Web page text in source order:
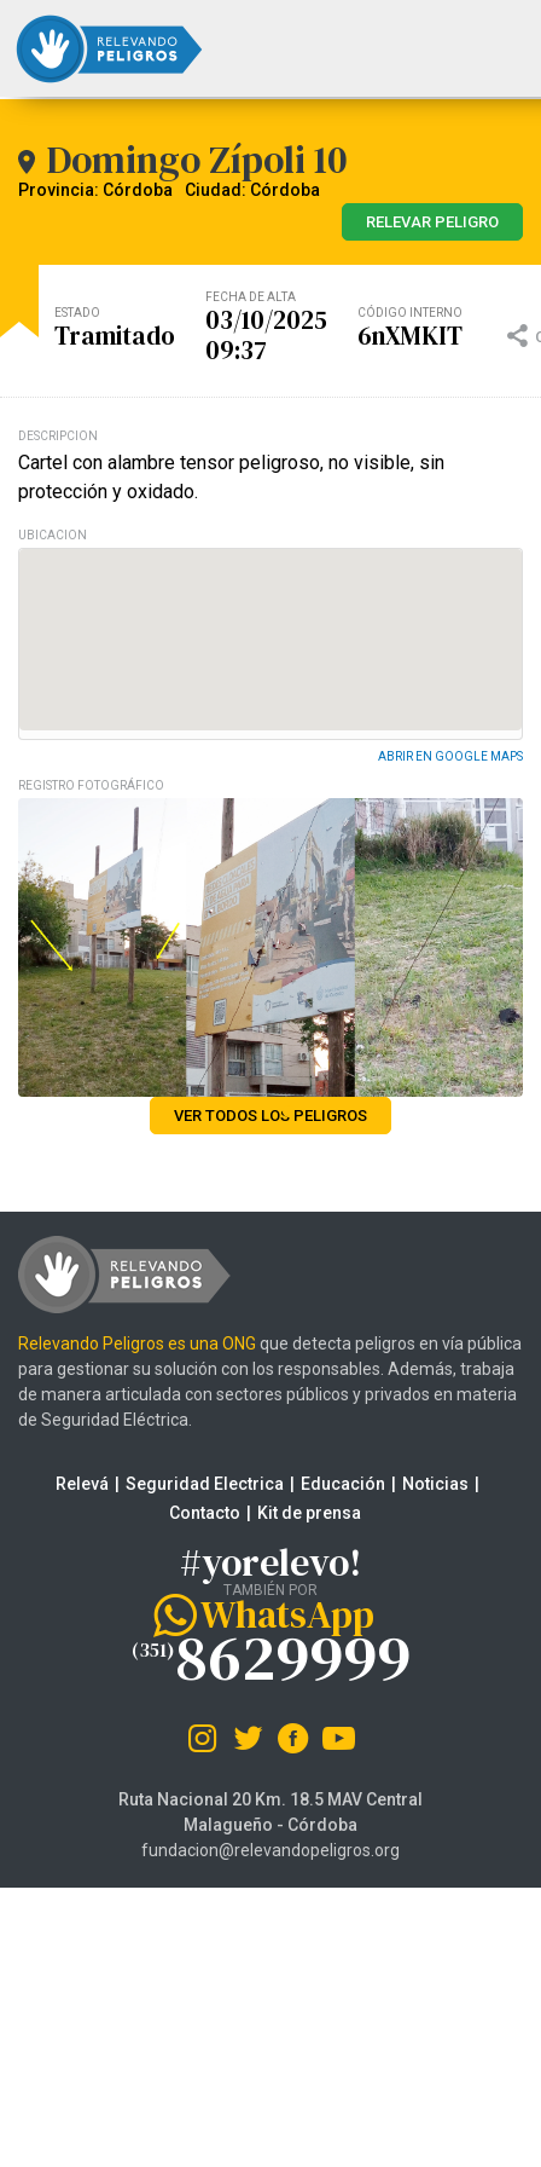
Domingo Zípoli 10
Provincia: Córdoba Ciudad: Córdoba
RELEVAR PELIGRO
ESTADO
Tramitado
FECHA DE ALTA
03/10/2025
09:37
CÓDIGO INTERNO
6nXMKIT
DESCRIPCION
Cartel con alambre tensor peligroso, no visible, sin
protección y oxidado.
UBICACION
ABRIR EN GOOGLE MAPS
REGISTRO FOTOGRÁFICO
VER TODOS LOS PELIGROS
Relevando Peligros es una ONG que detecta peligros en vía pública
para gestionar su solución con los responsables. Además, trabaja
de manera articulada con sectores públicos y privados en materia
de Seguridad Eléctrica.
Relevá Seguridad Electrica Educación
Noticias
Contacto
Kit de prensa
#yorelevo!
TAMBIÉN POR
WhatsApp
(351)8629999
Ruta Nacional 20 Km. 18.5 MAV Central
Malagueño - Córdoba
fundacion@relevandopeligros.org